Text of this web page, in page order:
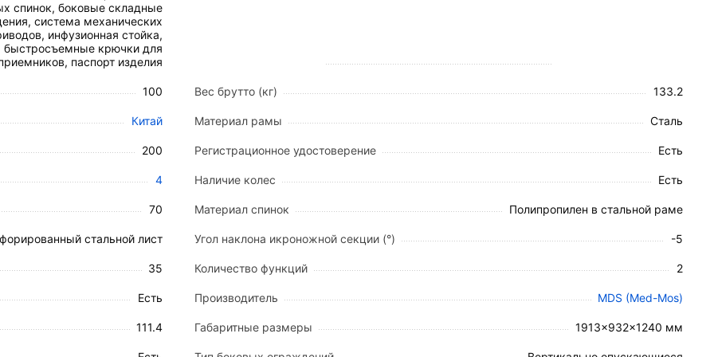
угла наклона от 0° до 70° с помощью механического винтового привода.
привод).
счет жесткой шарнирной связи.
с механизмом вертикального опускания. Оснащены газовыми пружинами для плавности хода и
колеса с поворотом на 360° и полиуретановыми шинами. Каждое колесо снабжено индивидуальной
из высококачественного пластика.
стали, с двумя крючками и цанговым зажимом.
спинок, боковые складные
система механических
инфузионная стойка,
быстросъемные крючки для
паспорт изделия
100 Вес брутто (кг) 133.2
Китай Материал рамы Сталь
200 Регистрационное удостоверение Есть
4 Наличие колес Есть
70 Материал спинок Полипропилен в стальной раме
стальной лист Угол наклона икроножной секции (°) -5
35 Количество функций 2
Есть Производитель MDS (Med-Mos)
111.4 Габаритные размеры 1913×932×1240 мм